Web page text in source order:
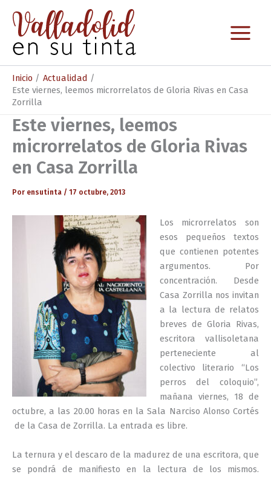
contenido
Inicio
Actualidad
Este viernes, leemos microrrelatos de Gloria Rivas en Casa
Zorrilla
Este viernes, leemos
microrrelatos de Gloria Rivas
en Casa Zorrilla
Por ensutinta / 17 octubre, 2013
Los microrrelatos son
esos pequeños textos
que contienen potentes
argumentos. Por
concentración. Desde
Casa Zorrilla nos invitan
a la lectura de relatos
breves de Gloria Rivas,
escritora vallisoletana
perteneciente al
colectivo literario “Los
perros del coloquio”,
mañana viernes, 18 de
octubre, a las 20.00 horas en la Sala Narciso Alonso Cortés
de la Casa de Zorrilla. La entrada es libre.
La ternura y el descaro de la madurez de una escritora, que
se pondrá de manifiesto en la lectura de los mismos.